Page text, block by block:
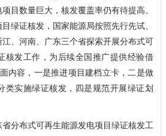
目数量巨大，核发覆盖率仍有待提高。
绿证核发，国家能源局按照先行先试、
、河南、广东三个省探索开展分布式可
核发工作，为后续全国推广提供经验借
内容，一是推进项目建档立卡，二是做
类实施绿证核发，四是规范开展绿证划
布式可再生能源发电项目绿证核发工